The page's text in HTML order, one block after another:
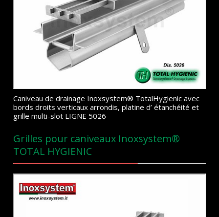
Caniveau de drainage Inoxsystem® TotalHygienic avec
bords droits verticaux arrondis, platine d’ étanchéité et
grille multi-slot LIGNE 5026
Grilles pour caniveaux Inoxsystem®
TOTAL HYGIENIC